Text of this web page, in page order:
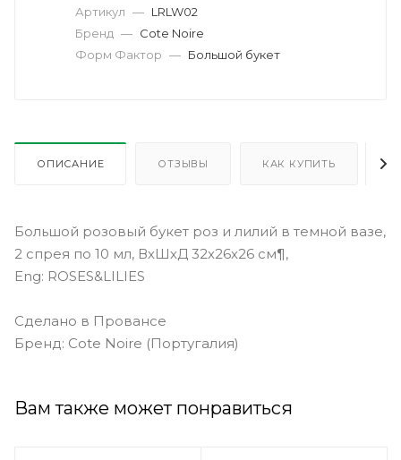
Артикул — LRLW02
Бренд — Cote Noire
Форм Фактор — Большой букет
ОПИСАНИЕ ОТЗЫВЫ КАК КУПИТЬ
Большой розовый букет роз и лилий в темной вазе,
2 спрея по 10 мл, ВхШхД 32х26х26 см¶,
Eng: ROSES&LILIES
Сделано в Провансе
Бренд: Cote Noire (Португалия)
Вам также может понравиться